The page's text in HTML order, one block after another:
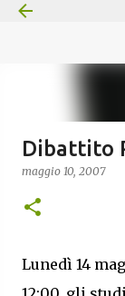
Dibattito
maggio 10, 2007
Lunedì 14